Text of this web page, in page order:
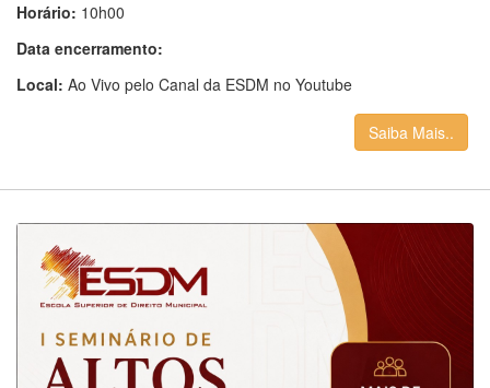
Horário: 10h00
Data encerramento:
Local: Ao Vivo pelo Canal da ESDM no Youtube
Saiba Mais..